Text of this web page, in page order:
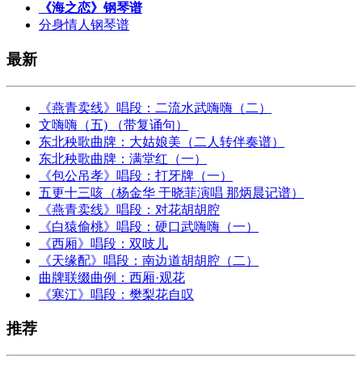
《海之恋》钢琴谱
分身情人钢琴谱
最新
《燕青卖线》唱段：二流水武嗨嗨（二）
文嗨嗨（五) （带复诵句）
东北秧歌曲牌：大姑娘美（二人转伴奏谱）
东北秧歌曲牌：满堂红（一）
《包公吊孝》唱段：打牙牌（一）
五更十三咳（杨金华 于晓菲演唱 那炳晨记谱）
《燕青卖线》唱段：对花胡胡腔
《白猿偷桃》唱段：硬口武嗨嗨（一）
《西厢》唱段：双吱儿
《天缘配》唱段：南边道胡胡腔（二）
曲牌联缀曲例：西厢·观花
《寒江》唱段：樊梨花自叹
推荐